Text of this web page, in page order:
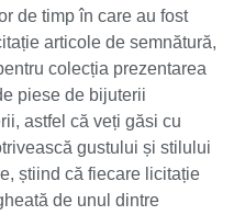
de timp în care au fost
articole de semnătură,
colecția prezentarea
piese de bijuterii
astfel că veți găsi cu
gustului și stilului
știind că fiecare licitație
de unul dintre